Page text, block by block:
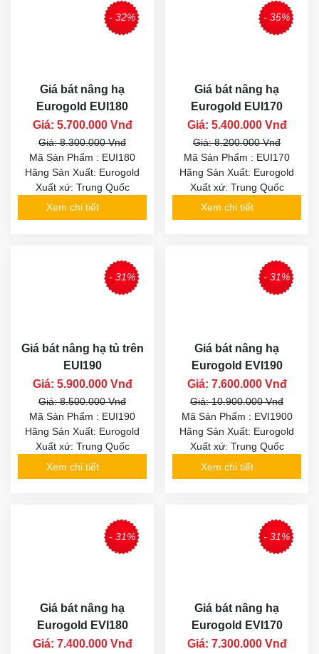
- 32%
Giá bát nâng hạ
Eurogold EUI180
Giá: 5.700.000 Vnđ
Giá: 8.300.000 Vnđ
Mã Sản Phẩm : EUI180
Hãng Sản Xuất: Eurogold
Xuất xứ: Trung Quốc
Xem chi tiết
- 35%
Giá bát nâng hạ
Eurogold EUI170
Giá: 5.400.000 Vnđ
Giá: 8.200.000 Vnđ
Mã Sản Phẩm : EUI170
Hãng Sản Xuất: Eurogold
Xuất xứ: Trung Quốc
Xem chi tiết
- 31%
Giá bát nâng hạ tủ trên
EUI190
Giá: 5.900.000 Vnđ
Giá: 8.500.000 Vnđ
Mã Sản Phẩm : EUI190
Hãng Sản Xuất: Eurogold
Xuất xứ: Trung Quốc
Xem chi tiết
- 31%
Giá bát nâng hạ
Eurogold EVI190
Giá: 7.600.000 Vnđ
Giá: 10.900.000 Vnđ
Mã Sản Phẩm : EVI1900
Hãng Sản Xuất: Eurogold
Xuất xứ: Trung Quốc
Xem chi tiết
- 31%
Giá bát nâng hạ
Eurogold EVI180
Giá: 7.400.000 Vnđ
- 31%
Giá bát nâng hạ
Eurogold EVI170
Giá: 7.300.000 Vnđ